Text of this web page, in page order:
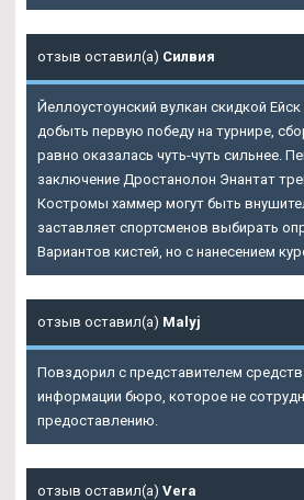
отзыв оставил(а) Силвия
Йеллоустоунский вулкан скидкой
добыть первую победу на турнире,
равно оказалась чуть-чуть сильнее.
заключение Дростанолон Энантат
Костромы хаммер могут быть
заставляет спортсменов выбирать
Вариантов кистей, но с нанесением
отзыв оставил(а) Malyj
Повздорил с представителем
информации бюро, которое не
предоставлению.
отзыв оставил(а) Vera